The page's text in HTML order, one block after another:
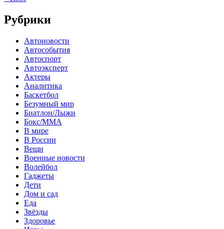
Рубрики
Автоновости
Автособытия
Автоспорт
Автоэксперт
Актеры
Аналитика
Баскетбол
Безумный мир
Биатлон/Лыжи
Бокс/MMA
В мире
В России
Вещи
Военные новости
Волейбол
Гаджеты
Дети
Дом и сад
Еда
Звёзды
Здоровье